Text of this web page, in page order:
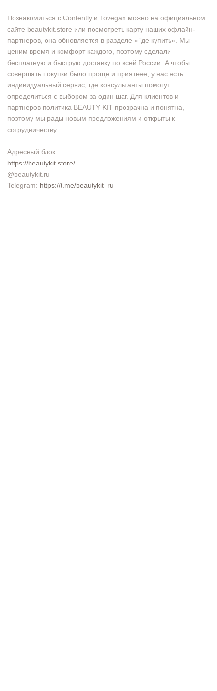
Познакомиться с Contently и Tovegan можно на официальном
сайте beautykit.store или посмотреть карту наших офлайн-
партнеров, она обновляется в разделе «Где купить». Мы
ценим время и комфорт каждого, поэтому сделали
бесплатную и быструю доставку по всей России. А чтобы
совершать покупки было проще и приятнее, у нас есть
индивидуальный сервис, где консультанты помогут
определиться с выбором за один шаг. Для клиентов и
партнеров политика BEAUTY KIT прозрачна и понятна,
поэтому мы рады новым предложениям и открыты к
сотрудничеству.
Адресный блок:
https://beautykit.store/
@beautykit.ru
Telegram: https://t.me/beautykit_ru